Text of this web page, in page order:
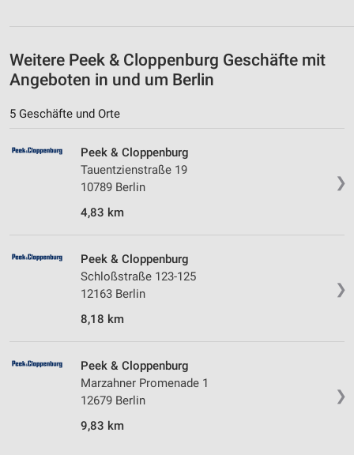
Weitere Peek & Cloppenburg Geschäfte mit
Angeboten in und um Berlin
5 Geschäfte und Orte
❯
Peek & Cloppenburg
Tauentzienstraße 19
10789 Berlin
4,83 km
❯
Peek & Cloppenburg
Schloßstraße 123-125
12163 Berlin
8,18 km
❯
Peek & Cloppenburg
Marzahner Promenade 1
12679 Berlin
9,83 km